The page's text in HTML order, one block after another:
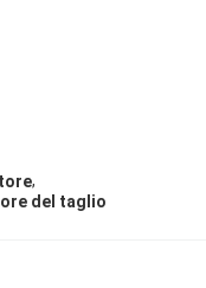
,
del taglio